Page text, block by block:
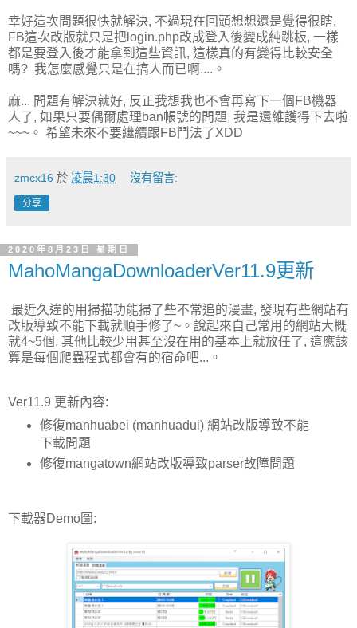
幸好這次問題很快就解決, 不過現在回頭想想還是覺得很瞎,
FB這次改版就只是把login.php改成登入後變成純跳板, 一樣
都是要登入後才能拿到這些資訊, 這樣真的有變得比較安全
嗎? 我怎麼感覺只是在搞人而已啊....。
麻... 問題有解決就好, 反正我想我也不會再寫下一個FB機器
人了, 如果只要偶爾處理ban帳號的問題, 我是還維護得下去啦
~~~。 希望未來不要繼續跟FB鬥法了XDD
zmcx16 於 凌晨1:30 沒有留言:
分享
2020年8月23日 星期日
MahoMangaDownloaderVer11.9更新
最近久違的用掃描功能掃了些不常追的漫畫, 發現有些網站有
改版導致不能下載就順手修了~。說起來自己常用的網站大概
就4~5個, 其他比較少用甚至沒在用的基本上就放任了, 這應該
算是每個爬蟲程式都會有的宿命吧...。
Ver11.9 更新內容:
修復manhuabei (manhuadui) 網站改版導致不能
下載問題
修復mangatown網站改版導致parser故障問題
下載器Demo圖: